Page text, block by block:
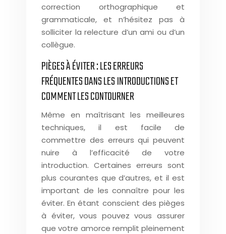
correction orthographique et
grammaticale, et n’hésitez pas à
solliciter la relecture d’un ami ou d’un
collègue.
PIÈGES À ÉVITER : LES ERREURS
FRÉQUENTES DANS LES INTRODUCTIONS ET
COMMENT LES CONTOURNER
Même en maîtrisant les meilleures
techniques, il est facile de
commettre des erreurs qui peuvent
nuire à l’efficacité de votre
introduction. Certaines erreurs sont
plus courantes que d’autres, et il est
important de les connaître pour les
éviter. En étant conscient des pièges
à éviter, vous pouvez vous assurer
que votre amorce remplit pleinement